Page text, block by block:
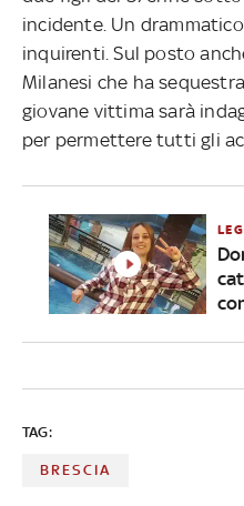
incidente. Un
inquirenti. Sul posto
Milanesi che ha
giovane vittima sarà
per permettere tutti gli
TAG:
BRESCIA